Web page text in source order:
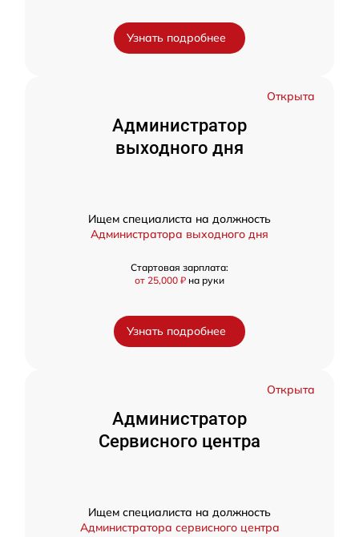
Узнать подробнее
Открыта
Администратор
выходного дня
Ищем специалиста на должность
Администратора выходного дня
Стартовая зарплата:
от 25,000 ₽ на руки
Узнать подробнее
Открыта
Администратор
Сервисного центра
Ищем специалиста на должность
Администратора сервисного центра